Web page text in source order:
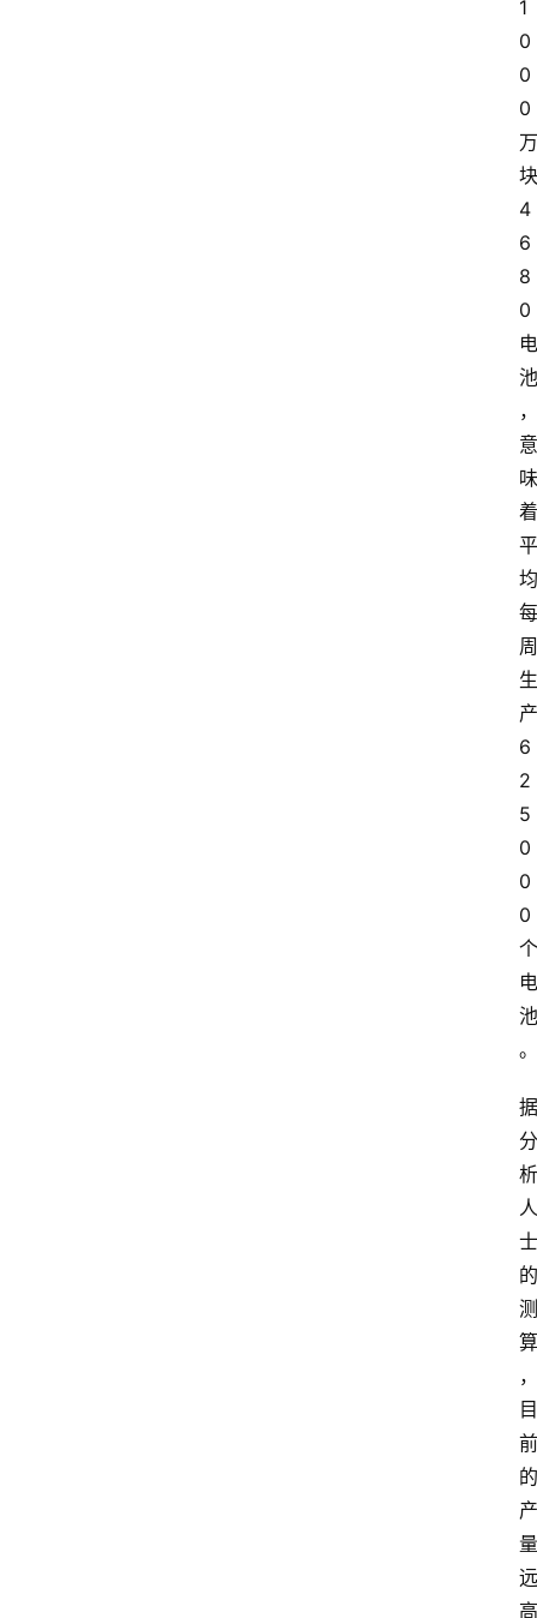
1
0
0
0
万
块
4
6
8
0
电
池
，
意
味
着
平
均
每
周
生
产
6
2
5
0
0
0
个
电
池
。
据
分
析
人
士
的
测
算
，
目
前
的
产
量
远
高